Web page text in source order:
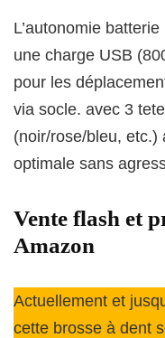
L’autonomie
une charge USB
pour les
via socle. avec 3
(noir/rose/bleu, etc.)
optimale sans
Vente flash et
Amazon
Actuellement et
cette brosse à dent